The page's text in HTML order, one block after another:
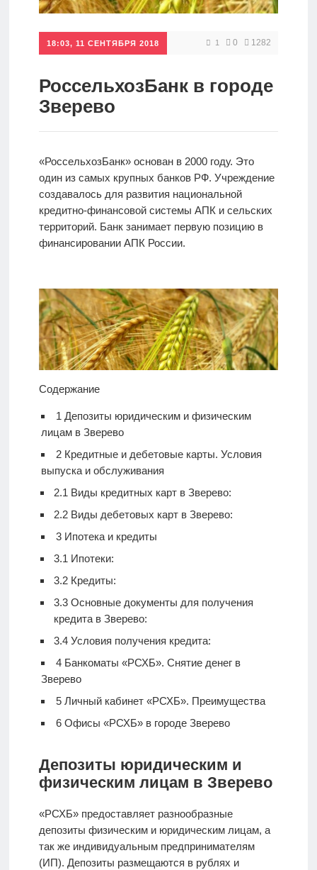
Кредиты
Ипотеки
18:03, 11 СЕНТЯБРЯ 2018 1 0 1282
РоссельхозБанк в городе
Зверево
«РоссельхозБанк» основан в 2000 году. Это
один из самых крупных банков РФ. Учреждение
создавалось для развития национальной
кредитно-финансовой системы АПК и сельских
территорий. Банк занимает первую позицию в
финансировании АПК России.
Содержание
1 Депозиты юридическим и физическим
лицам в Зверево
2Кредитные и дебетовые карты. Условия
выпуска и обслуживания
2.1 Виды кредитных карт в Зверево:
2.2Виды дебетовых карт в Зверево:
3Ипотека и кредиты
3.1 Ипотеки:
3.2Кредиты:
3.3Основные документы для получения
кредита в Зверево:
3.4Условия получения кредита:
4Банкоматы «РСХБ». Снятие денег в
Зверево
5Личный кабинет «РСХБ». Преимущества
6Офисы «РСХБ» в городе Зверево
Депозиты юридическим и
физическим лицам в Зверево
«РСХБ» предоставляет разнообразные
депозиты физическим и юридическим лицам, а
так же индивидуальным предпринимателям
(ИП). Депозиты размещаются в рублях и